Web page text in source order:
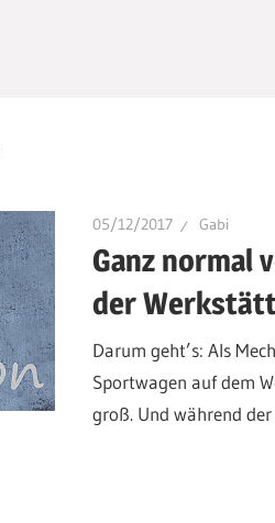
05/12/2017 Gabi
Ganz normal
der
Darum geht’s: Als
Sportwagen auf dem
groß. Und während der